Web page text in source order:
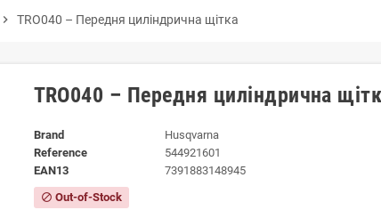
chevron_right TRO040 – Передня циліндрична щітка
TRO040 – Передня циліндрична
Brand
Husqvarna
Reference
544921601
EAN13
7391883148945
block Out-of-Stock